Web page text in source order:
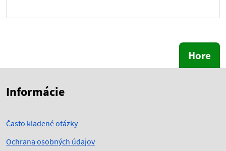
Hore
Informácie
Často kladené otázky
Ochrana osobných údajov